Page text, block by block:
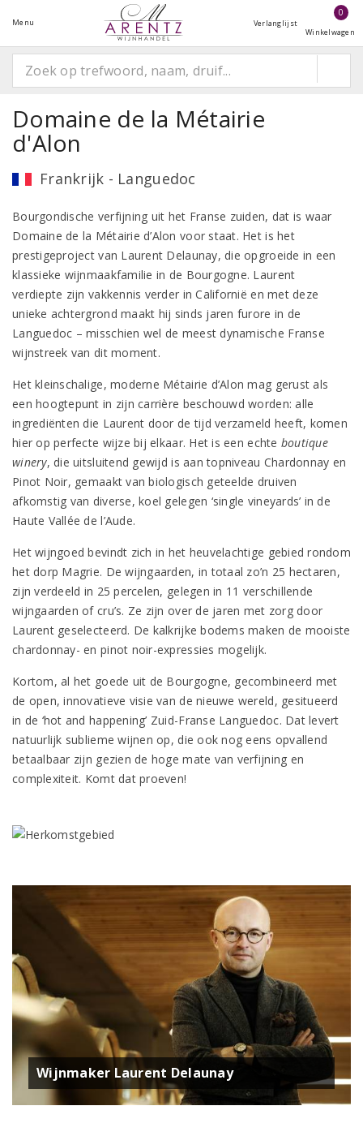
Menu Verlanglijst
0
Winkelwagen
Domaine de la Métairie
d'Alon
Frankrijk - Languedoc
Bourgondische verfijning uit het Franse zuiden, dat is waar
Domaine de la Métairie d’Alon voor staat. Het is het
prestigeproject van Laurent Delaunay, die opgroeide in een
klassieke wijnmaakfamilie in de Bourgogne. Laurent
verdiepte zijn vakkennis verder in Californië en met deze
unieke achtergrond maakt hij sinds jaren furore in de
Languedoc – misschien wel de meest dynamische Franse
wijnstreek van dit moment.
Het kleinschalige, moderne Métairie d’Alon mag gerust als
een hoogtepunt in zijn carrière beschouwd worden: alle
ingrediënten die Laurent door de tijd verzameld heeft, komen
hier op perfecte wijze bij elkaar. Het is een echte boutique
winery, die uitsluitend gewijd is aan topniveau Chardonnay en
Pinot Noir, gemaakt van biologisch geteelde druiven
afkomstig van diverse, koel gelegen ‘single vineyards’ in de
Haute Vallée de l’Aude.
Het wijngoed bevindt zich in het heuvelachtige gebied rondom
het dorp Magrie. De wijngaarden, in totaal zo’n 25 hectaren,
zijn verdeeld in 25 percelen, gelegen in 11 verschillende
wijngaarden of cru’s. Ze zijn over de jaren met zorg door
Laurent geselecteerd. De kalkrijke bodems maken de mooiste
chardonnay- en pinot noir-expressies mogelijk.
Kortom, al het goede uit de Bourgogne, gecombineerd met
de open, innovatieve visie van de nieuwe wereld, gesitueerd
in de ‘hot and happening’ Zuid-Franse Languedoc. Dat levert
natuurlijk sublieme wijnen op, die ook nog eens opvallend
betaalbaar zijn gezien de hoge mate van verfijning en
complexiteit. Komt dat proeven!
Wijnmaker Laurent Delaunay